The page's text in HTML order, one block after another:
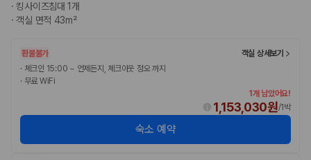
·킹사이즈침대 1개
·객실 면적 43m²
환불불가
객실 상세보기
· 체크인 15:00 ~ 언제든지, 체크아웃 정오 까지
· 무료 WiFi
1개 남았어요!
1,153,030원/1박
숙소 예약